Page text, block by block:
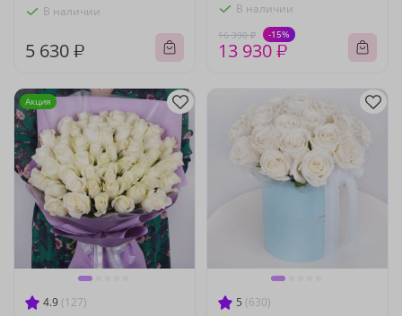
В наличии
5 630 ₽
В наличии
16 390 ₽ -15%
13 930 ₽
4.9 (127)
Акция
5 (630)